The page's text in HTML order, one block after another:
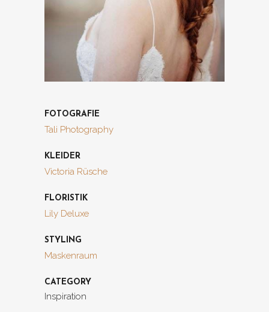
FOTOGRAFIE
Tali Photography
KLEIDER
Victoria Rüsche
FLORISTIK
Lily Deluxe
STYLING
Maskenraum
CATEGORY
Inspiration